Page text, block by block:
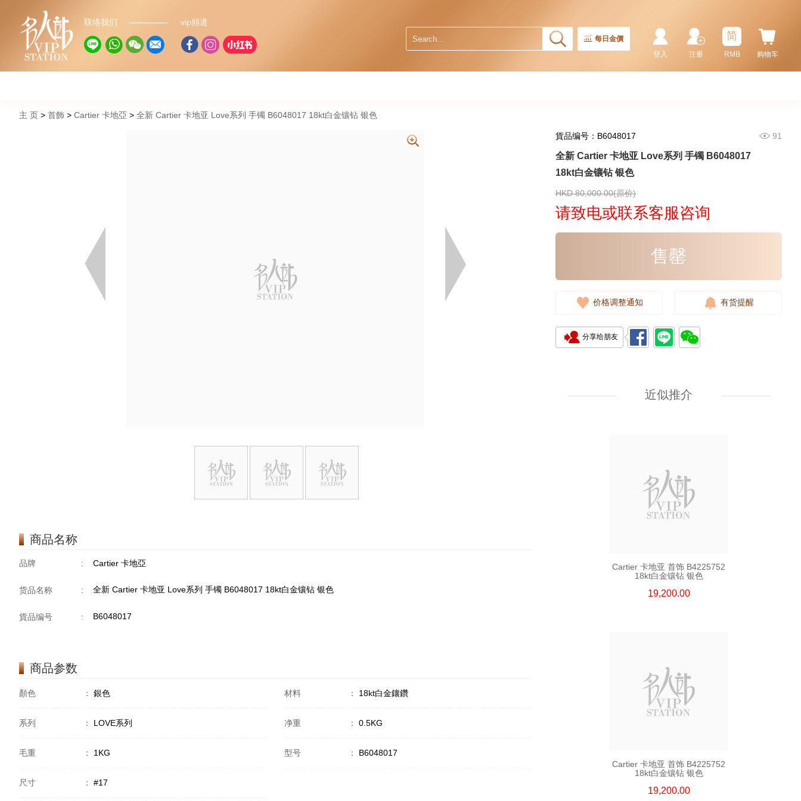
联络我们 vip頻道
每日金價
购物车
简
RMB
注册
登入
主 页 首飾 Cartier 卡地亞 全新 Cartier 卡地亚 Love系列 手镯 B6048017 18kt白金镶钻 银色
商品名称
品牌 : Cartier 卡地亞
货品名称 : 全新 Cartier 卡地亚 Love系列 手镯 B6048017 18kt白金镶钻 银色
貨品编号 : B6048017
商品参数
顏色 ： 銀色 材料 ： 18kt白金鑲鑽
系列 ： LOVE系列 净重 ： 0.5KG
毛重 ： 1KG 型号 ： B6048017
尺寸 ： #17
貨品编号：B6048017 91
全新 Cartier 卡地亚 Love系列 手镯 B6048017
18kt白金镶钻 银色
HKD 80,000.00(原价)
请致电或联系客服咨询
售罄
价格调整通知 有货提醒
分享给朋友
近似推介
Cartier 卡地亚 首饰 B4225752
18kt白金镶钻 银色
19,200.00
Cartier 卡地亚 首饰 B4225752
18kt白金镶钻 银色
19,200.00